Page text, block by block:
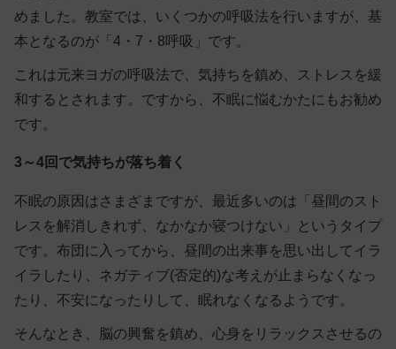
めました。教室では、いくつかの呼吸法を行いますが、基
本となるのが「4・7・8呼吸」です。
これは元来ヨガの呼吸法で、 気持ちを鎮め、ストレスを緩
和する とされます。ですから、不眠に悩むかたにもお勧め
です。
3～4回で気持ちが落ち着く
不眠の原因はさまざまですが、最近多いのは「昼間のスト
レスを解消しきれず、なかなか寝つけない」というタイプ
です。布団に入ってから、昼間の出来事を思い出してイラ
イラしたり、ネガティブ(否定的)な考えが止まらなくなっ
たり、不安になったりして、眠れなくなるようです。
そんなとき、 脳の興奮を鎮め、心身をリラックスさせるの